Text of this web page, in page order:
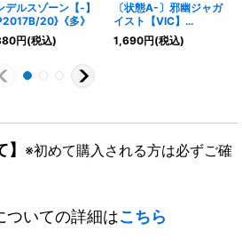
デルスゾーン【-】
20}《多》
円(税込)
〔状態A-〕邪幽ジャガ
イスト【VIC】
{26SD1M2秘/14}
《闇》
1,690円(税込)
※初めて購入される方は必ずご確
いての詳細はこちら